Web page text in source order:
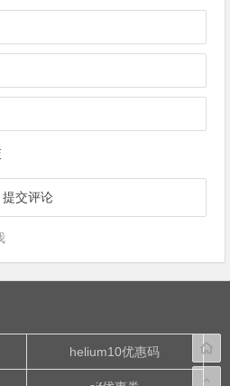
helium10优惠码